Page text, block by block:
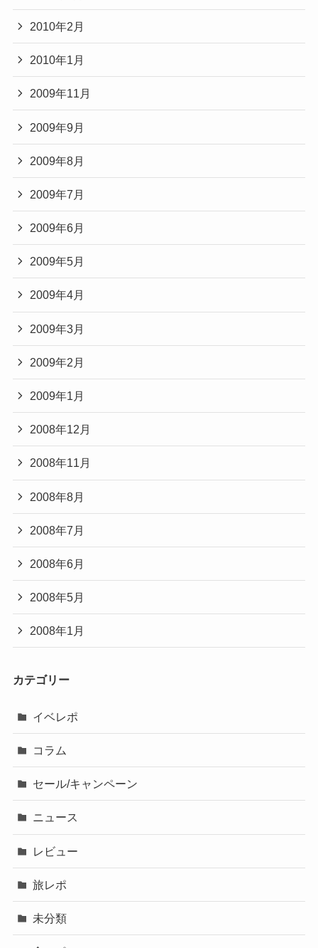
2010年2月
2010年1月
2009年11月
2009年9月
2009年8月
2009年7月
2009年6月
2009年5月
2009年4月
2009年3月
2009年2月
2009年1月
2008年12月
2008年11月
2008年8月
2008年7月
2008年6月
2008年5月
2008年1月
カテゴリー
イベレポ
コラム
セール/キャンペーン
ニュース
レビュー
旅レポ
未分類